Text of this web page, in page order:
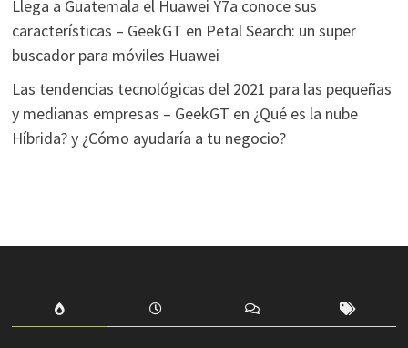
Llega a Guatemala el Huawei Y7a conoce sus
características – GeekGT en Petal Search: un super
buscador para móviles Huawei
Las tendencias tecnológicas del 2021 para las pequeñas
y medianas empresas – GeekGT en ¿Qué es la nube
Híbrida? y ¿Cómo ayudaría a tu negocio?